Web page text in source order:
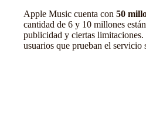
Apple Music cuenta con 50
cantidad de 6 y 10 millones
publicidad y ciertas limitaciones.
usuarios que prueban el servicio